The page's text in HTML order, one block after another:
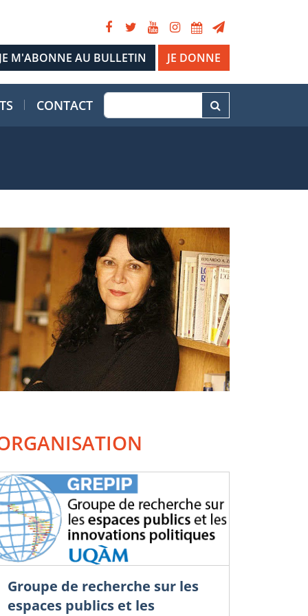
JE DONNE
CONTACT
Canadienne des Études
Américaines et des Caraïbes
et les
interdisciplinaires d’Études
« Nous, les
Groupe de recherche sur les
espaces publics et les